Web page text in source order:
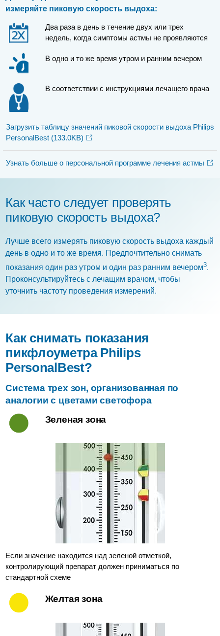
измеряйте пиковую скорость выдоха:
Два раза в день в течение двух или трех
недель, когда симптомы астмы не проявляются
В одно и то же время утром и ранним вечером
В соответствии с инструкциями лечащего врача
Загрузить таблицу значений пиковой скорости выдоха Philips
PersonalBest (133.0KB)
Узнать больше о персональной программе лечения астмы
Как часто следует проверять
пиковую скорость выдоха?
Лучше всего измерять пиковую скорость выдоха каждый
день в одно и то же время. Предпочтительно снимать
показания один раз утром и один раз ранним вечером3.
Проконсультируйтесь с лечащим врачом, чтобы
уточнить частоту проведения измерений.
Как снимать показания
пикфлоуметра Philips
PersonalBest?
Система трех зон, организованная по
аналогии с цветами светофора
Зеленая зона
Если значение находится над зеленой отметкой,
контролирующий препарат должен приниматься по
стандартной схеме
Желтая зона